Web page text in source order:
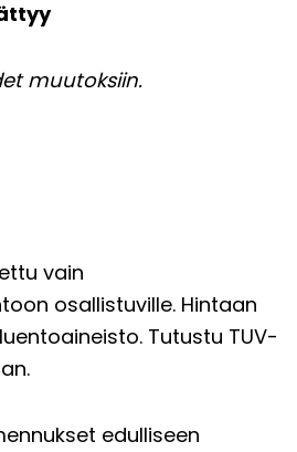
muutoksiin.
vain
osallistuville. Hintaan
Tutustu TUV-
.
edulliseen